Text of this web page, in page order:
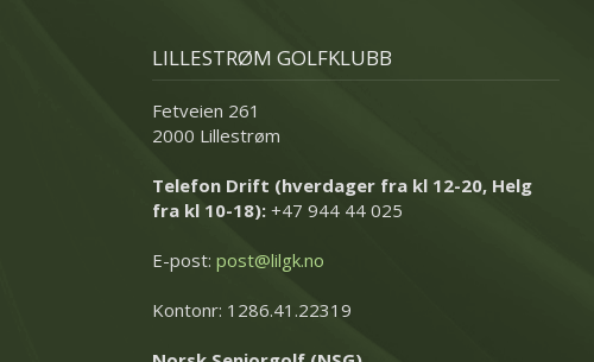
LILLESTRØM GOLFKLUBB
Fetveien 261
2000 Lillestrøm
Telefon Drift (hverdager fra kl 12-20, Helg
fra kl 10-18): +47 944 44 025
E-post: post@lilgk.no
Kontonr: 1286.41.22319